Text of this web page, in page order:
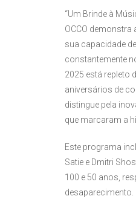
“Um Brinde à
OCCO demonstra
sua capacidade
constantemente
2025 está repleto
aniversários de
distingue pela
que marcaram a
Este programa
Satie e Dmitri
100 e 50 anos,
desaparecimento.